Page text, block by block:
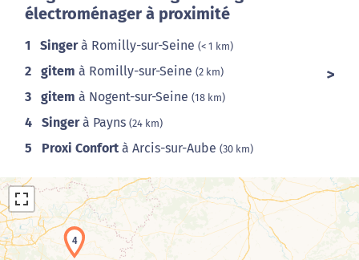
électroménager à proximité
1 Singerà Romilly-sur-Seine (< 1 km)
2 gitem à Romilly-sur-Seine (2 km)
3 gitem à Nogent-sur-Seine (18 km)
4 Singerà Payns (24 km)
5 Proxi Confort à Arcis-sur-Aube (30 km)
4